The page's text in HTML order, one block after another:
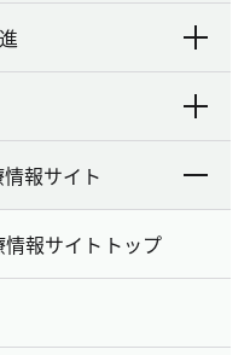
報サイト
報サイトトップ